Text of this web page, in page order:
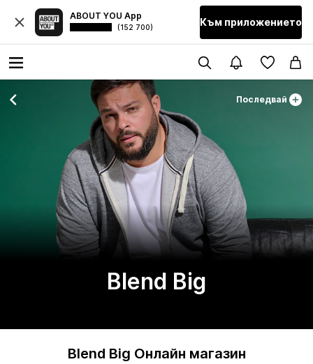
ABOUT YOU App
(152 700) Към приложението
Последвай
Blend Big
Blend Big Онлайн магазин